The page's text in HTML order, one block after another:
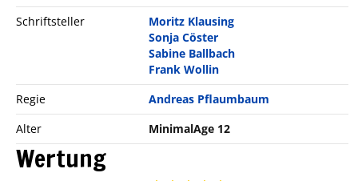
Schriftsteller
Moritz Klausing
Sonja Cöster
Sabine Ballbach
Frank Wollin
Regie
Andreas Pflaumbaum
Alter
MinimalAge 12
Wertung